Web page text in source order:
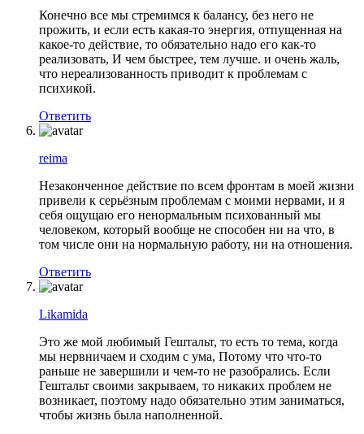
Конечно все мы стремимся к балансу, без него не
прожить, и если есть какая-то энергия, отпущенная на
какое-то действие, то обязательно надо его как-то
реализовать, И чем быстрее, тем лучше. и очень жаль,
что нереализованность приводит к проблемам с
психикой.
Ответить
reima
Незаконченное действие по всем фронтам в моей жизни
привели к серьёзным проблемам с моими нервами, и я
себя ощущаю его ненормальным психованный мы
человеком, который вообще не способен ни на что, в
том числе они на нормальную работу, ни на отношения.
Ответить
Likamida
Это же мой любимый Гештальт, то есть то тема, когда
мы нервничаем и сходим с ума, Потому что что-то
раньше не завершили и чем-то не разобрались. Если
Гештальт своими закрываем, то никаких проблем не
возникает, поэтому надо обязательно этим заниматься,
чтобы жизнь была наполненной.